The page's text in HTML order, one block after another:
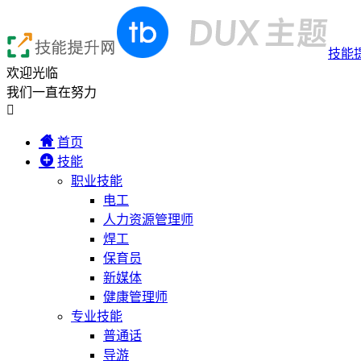
技能
欢迎光临
我们一直在努力

首页
技能
职业技能
电工
人力资源管理师
焊工
保育员
新媒体
健康管理师
专业技能
普通话
导游